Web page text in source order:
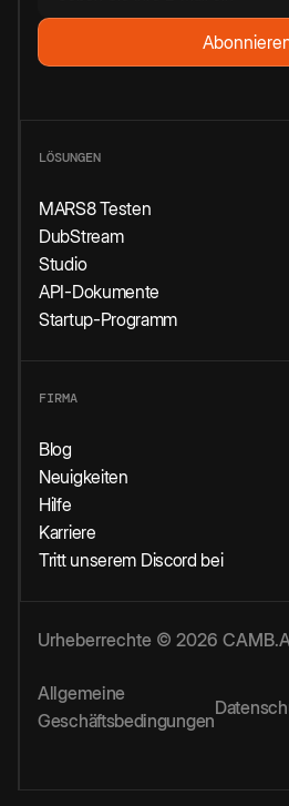
LÖSUNGEN
MARS8 Testen
DubStream
Studio
API-Dokumente
Startup-Programm
FIRMA
Blog
Neuigkeiten
Hilfe
Karriere
Tritt unserem Discord bei
Urheberrechte © 2026
Allgemeine
Geschäftsbedingungen